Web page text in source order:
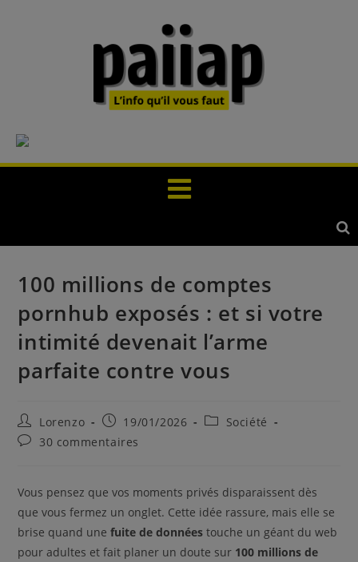
100 millions de comptes
pornhub exposés : et si votre
intimité devenait l’arme
parfaite contre vous
Lorenzo 19/01/2026
Société
30 commentaires
Vous pensez que vos moments privés disparaissent dès
que vous fermez un onglet. Cette idée rassure, mais elle se
brise quand unefuite de données touche un géant du web
pour adultes et fait planer un doute sur 100 millions de